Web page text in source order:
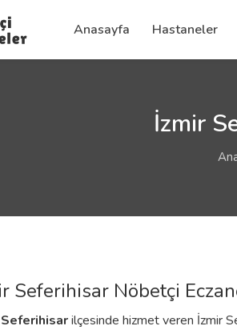
Anasayfa Hastaneler
İzmir
Seferihisar Nöbetçi
Seferihisarilçesinde hizmet veren İzmir